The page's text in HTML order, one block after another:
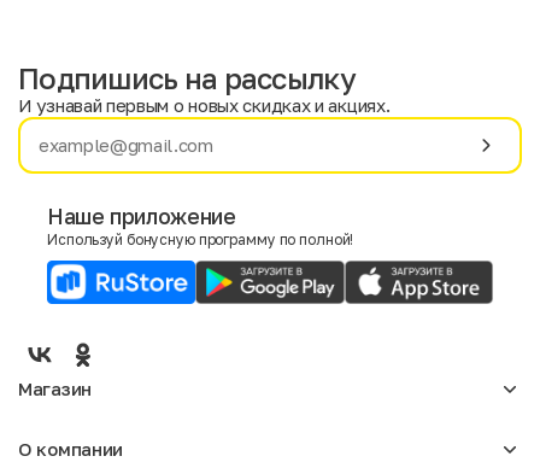
Имя
E-mail
Пол
Мужской
Подпишись на рассылку
И узнавай первым о новых скидках и акциях.
Наше приложение
Используй бонусную программу по полной!
Магазин
Мужское
О компании